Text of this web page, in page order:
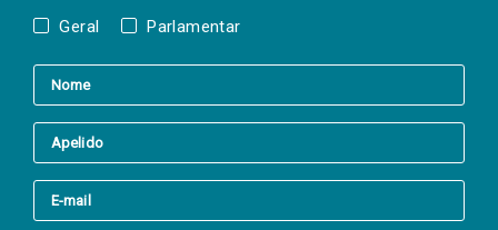
Geral Parlamentar